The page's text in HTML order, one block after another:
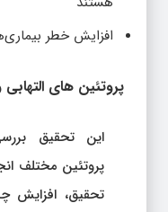
افزایش خطر
پروتئین‌ های
پروتئین مختلف
تحقیق، افزایش